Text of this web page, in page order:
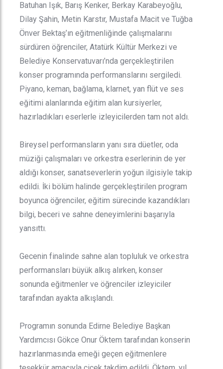
Batuhan Işık, Barış Kenker, Berkay Karabeyoğlu,
Dilay Şahin, Metin Karstır, Mustafa Macit ve Tuğba
Önver Bektaş’ın eğitmenliğinde çalışmalarını
sürdüren öğrenciler, Atatürk Kültür Merkezi ve
Belediye Konservatuvarı’nda gerçekleştirilen
konser programında performanslarını sergiledi.
Piyano, keman, bağlama, klarnet, yan flüt ve ses
eğitimi alanlarında eğitim alan kursiyerler,
hazırladıkları eserlerle izleyicilerden tam not aldı.
Bireysel performansların yanı sıra düetler, oda
müziği çalışmaları ve orkestra eserlerinin de yer
aldığı konser, sanatseverlerin yoğun ilgisiyle takip
edildi. İki bölüm halinde gerçekleştirilen program
boyunca öğrenciler, eğitim sürecinde kazandıkları
bilgi, beceri ve sahne deneyimlerini başarıyla
yansıttı.
Gecenin finalinde sahne alan topluluk ve orkestra
performansları büyük alkış alırken, konser
sonunda eğitmenler ve öğrenciler izleyiciler
tarafından ayakta alkışlandı.
Programın sonunda Edirne Belediye Başkan
Yardımcısı Gökce Onur Öktem tarafından konserin
hazırlanmasında emeği geçen eğitmenlere